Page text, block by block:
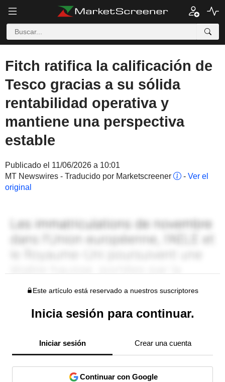
Fitch ratifica la calificación de
Tesco gracias a su sólida
rentabilidad operativa y
mantiene una perspectiva
estable
Publicado el 11/06/2026 a 10:01
MT Newswires - Traducido por Marketscreener
- Ver el
original
Este artículo está reservado a nuestros suscriptores
Inicia sesión para continuar.
Iniciar sesión Crear una cuenta
Continuar con Google